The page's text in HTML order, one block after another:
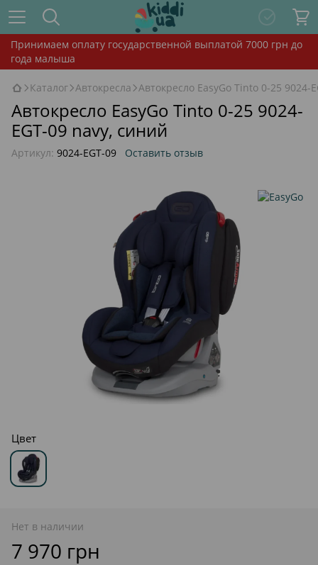
Принимаем оплату государственной выплатой 7000 грн до
года малыша
Каталог Автокресла Автокресло EasyGo Tinto 0-25 9024-
Автокресло EasyGo Tinto 0-25 9024-
EGT-09 navy, синий
Артикул: 9024-EGT-09 Оставить отзыв
Цвет
Нет в наличии
7 970 грн